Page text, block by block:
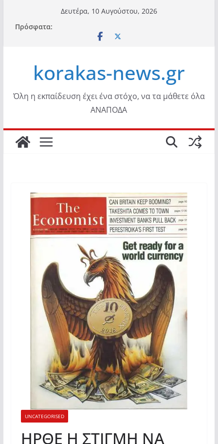
περιεχόμενο
Δευτέρα, 10 Αυγούστου, 2026
Πρόσφατα:
korakas-news.gr
Όλη η εκπαίδευση έχει ένα στόχο, να τα μάθετε όλα
ΑΝΑΠΟΔΑ
UNCATEGORISED
ΗΡΘΕ Η ΣΤΙΓΜΗ ΝΑ